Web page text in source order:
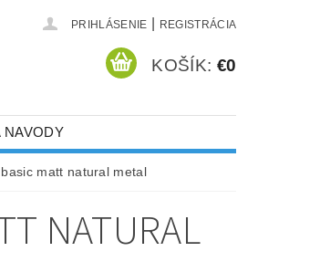
PRIHLÁSENIE REGISTRÁCIA
KOŠÍK: €0
NAVODY
matt natural metal
NATURAL